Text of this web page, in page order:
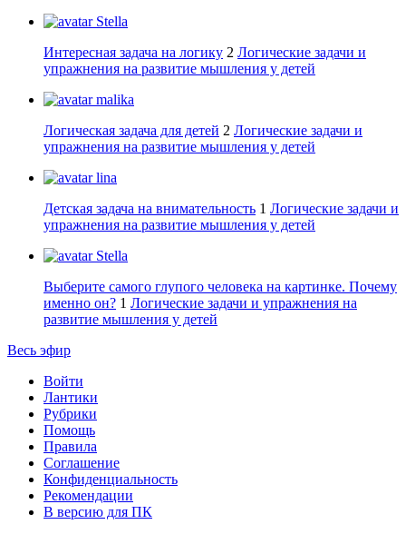
Stella
Интересная задача на логику 2 Логические задачи и
упражнения на развитие мышления у детей
malika
Логическая задача для детей 2 Логические задачи и
упражнения на развитие мышления у детей
lina
Детская задача на внимательность 1 Логические задачи и
упражнения на развитие мышления у детей
Stella
Выберите самого глупого человека на картинке. Почему
именно он? 1 Логические задачи и упражнения на
развитие мышления у детей
Весь эфир
Войти
Лантики
Рубрики
Помощь
Правила
Соглашение
Конфиденциальность
Рекомендации
В версию для ПК